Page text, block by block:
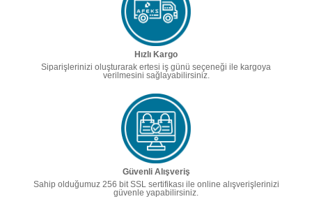
Hızlı Kargo
Siparişlerinizi oluşturarak ertesi iş günü seçeneği ile kargoya
verilmesini sağlayabilirsiniz.
Güvenli Alışveriş
Sahip olduğumuz 256 bit SSL sertifikası ile online alışverişlerinizi
güvenle yapabilirsiniz.